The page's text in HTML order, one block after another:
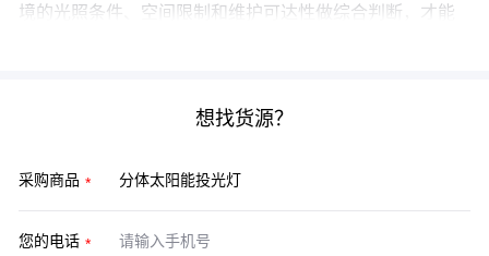
境的光照条件、空间限制和维护可达性做综合判断，才能
想找货源？
采购商品
您的电话